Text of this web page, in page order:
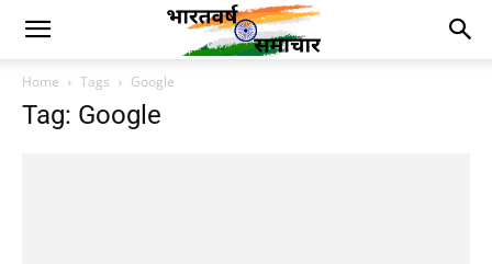
Home Tags Google
Tag: Google